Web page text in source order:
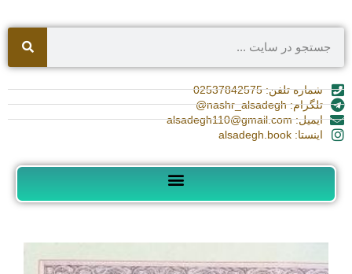
شماره تلفن: 02537842575
تلگرام: nashr_alsadegh@
ایمیل: alsadegh110@gmail.com
اینستا: alsadegh.book